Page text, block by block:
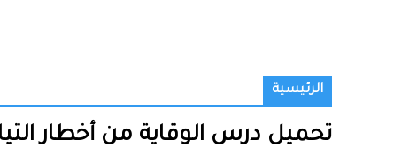
الرئيسية
تحميل درس الوقاية من أخطار